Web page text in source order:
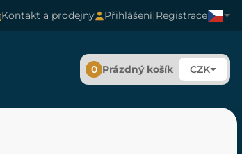
Kontakt a prodejny Přihlášení|Registrace
0 Prázdný košík CZK